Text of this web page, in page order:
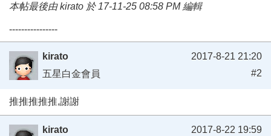
本帖最後由 kirato 於 17-11-25 08:58 PM 編輯
----------------
kirato
五星白金會員
2017-8-21 21:20
#2
推推推推推,謝謝
kirato
2017-8-22 19:59